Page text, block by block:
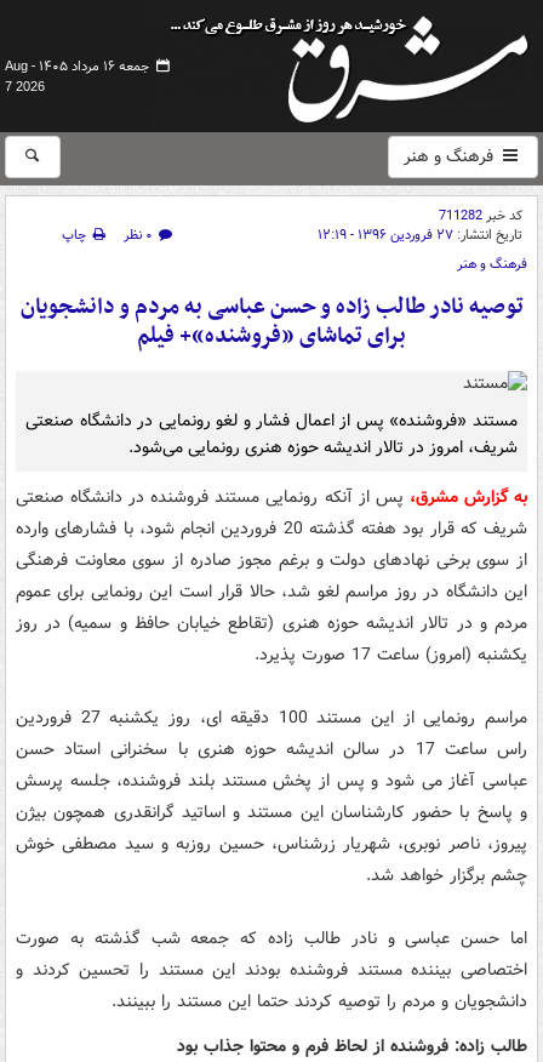
جمعه ۱۶ مرداد ۱۴۰۵ -
Aug
7 2026
فرهنگ و هنر
کد خبر711282
تاریخ انتشار: ۲۷ فروردین ۱۳۹۶ - ۱۲:۱۹ ۰ نظر
چاپ
فرهنگ و هنر
توصیه نادر طالب زاده و حسن عباسی به مردم و دانشجویان
برای تماشای «فروشنده»+ فیلم
مستند «فروشنده» پس از اعمال فشار و لغو رونمایی در دانشگاه صنعتی
شریف، امروز در تالار اندیشه حوزه هنری رونمایی می‌شود.
به گزارش مشرق، پس از آنکه رونمایی مستند فروشنده در دانشگاه صنعتی
شریف که قرار بود هفته گذشته 20 فروردین انجام شود، با فشارهای وارده
از سوی برخی نهادهای دولت و برغم مجوز صادره از سوی معاونت فرهنگی
این دانشگاه در روز مراسم لغو شد، حالا قرار است این رونمایی برای عموم
مردم و در تالار اندیشه حوزه هنری (تقاطع خیابان حافظ و سمیه) در روز
یکشنبه (امروز) ساعت 17 صورت پذیرد.
مراسم رونمایی از این مستند 100 دقیقه ای، روز یکشنبه 27 فروردین
راس ساعت 17 در سالن اندیشه حوزه هنری با سخنرانی استاد حسن
عباسی آغاز می شود و پس از پخش مستند بلند فروشنده، جلسه پرسش
و پاسخ با حضور کارشناسان این مستند و اساتید گرانقدری همچون بیژن
پیروز، ناصر نوبری، شهریار زرشناس، حسین روزبه و سید مصطفی خوش
چشم برگزار خواهد شد.
اما حسن عباسی و نادر طالب زاده که جمعه شب گذشته به صورت
اختصاصی بیننده مستند فروشنده بودند این مستند را تحسین کردند و
دانشجویان و مردم را توصیه کردند حتما این مستند را ببینند.
طالب زاده: فروشنده از لحاظ فرم و محتوا جذاب بود